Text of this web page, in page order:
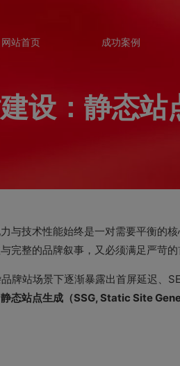
网站首页 成功案例
设：静态站
与技术性能始终是一对需要平衡的
完整的品牌叙事，又必须满足严苛
牌站场景下逐渐暴露出首屏延迟、
静态站点生成（SSG, Static Site